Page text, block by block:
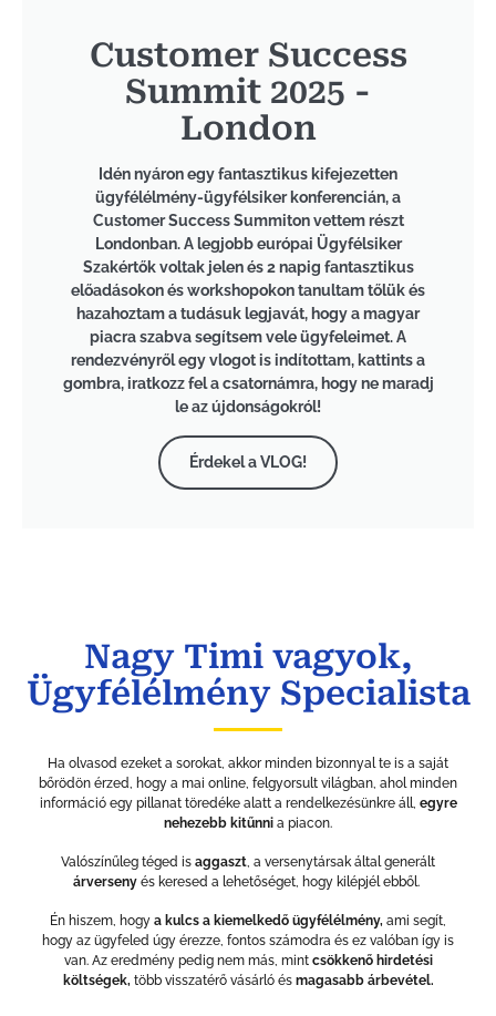
Customer Success
Summit 2025 -
London
Idén nyáron egy fantasztikus kifejezetten
ügyfélélmény-ügyfélsiker konferencián, a
Customer Success Summiton vettem részt
Londonban. A legjobb európai Ügyfélsiker
Szakértők voltak jelen és 2 napig fantasztikus
előadásokon és workshopokon tanultam tőlük és
hazahoztam a tudásuk legjavát, hogy a magyar
piacra szabva segítsem vele ügyfeleimet. A
rendezvényről egy vlogot is indítottam, kattints a
gombra, iratkozz fel a csatornámra, hogy ne maradj
le az újdonságokról!
Érdekel a VLOG!
Nagy Timi vagyok,
Ügyfélélmény Specialista
Ha olvasod ezeket a sorokat, akkor minden bizonnyal te is a saját
bőrödön érzed, hogy a mai online, felgyorsult világban, ahol minden
információ egy pillanat töredéke alatt a rendelkezésünkre áll, egyre
nehezebb kitűnni a piacon.
Valószínűleg téged is aggaszt, a versenytársak által generált
árverseny és keresed a lehetőséget, hogy kilépjél ebből.
Én hiszem, hogy a kulcs a kiemelkedő ügyfélélmény, ami segít,
hogy az ügyfeled úgy érezze, fontos számodra és ez valóban így is
van. Az eredmény pedig nem más, mint csökkenő hirdetési
költségek, több visszatérő vásárló és magasabb árbevétel.